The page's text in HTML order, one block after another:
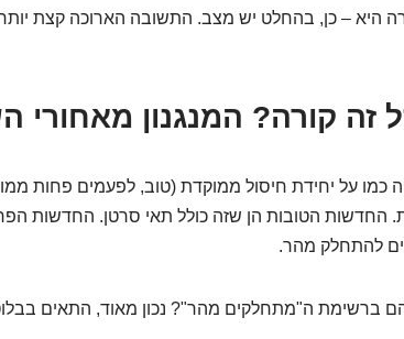
היא – כן, בהחלט יש מצב. התשובה הארוכה קצת
זה קורה? המנגנון מאחורי
כמו על יחידת חיסול ממוקדת (טוב, לפעמים פחות
החדשות הטובות הן שזה כולל תאי סרטן. החדשות
להתחלק מהר.
ברשימת ה"מתחלקים מהר"? נכון מאוד, התאים